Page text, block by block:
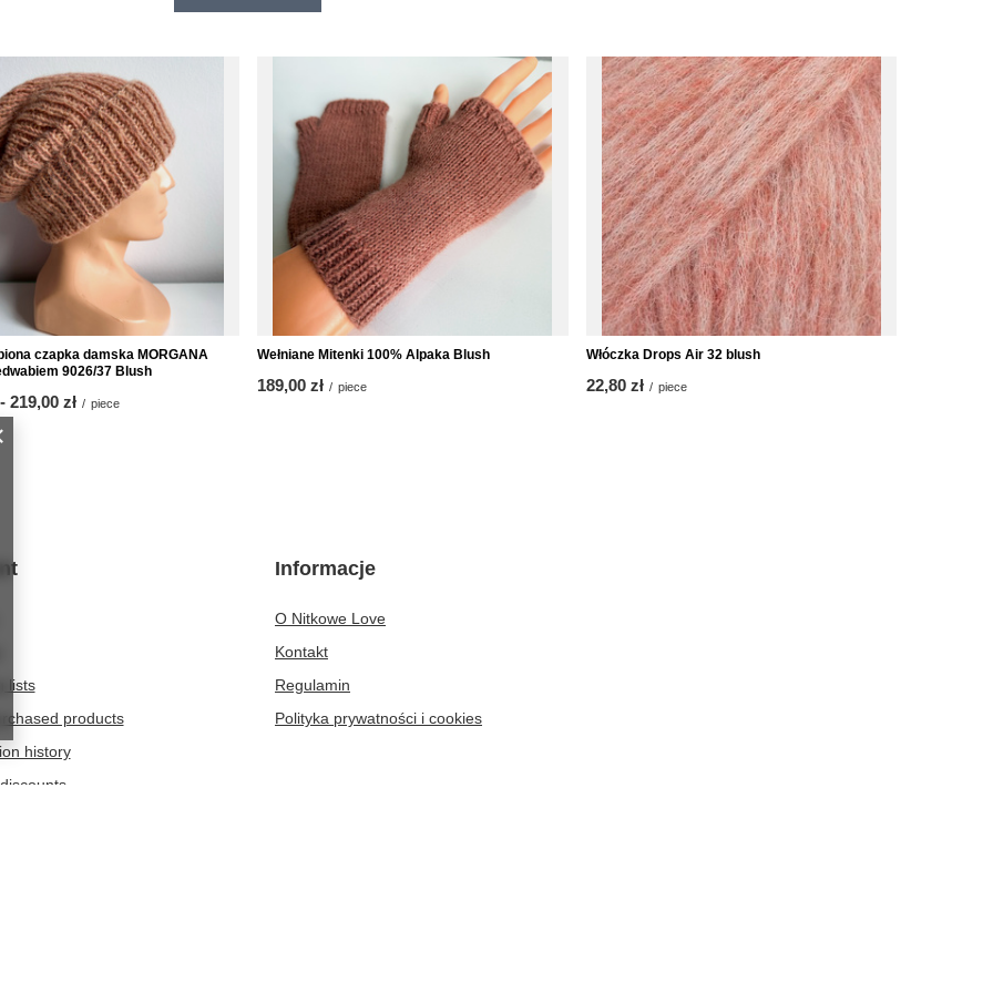
czapka damska MORGANA
9026/37 Blush
to
219,00 zł / piece
Wełniane Mitenki 100% Alpaka Blush
189,00 zł / piece
Włóczka Drops Air 32 blush
22,80 zł / piece
lists
products
history
Informacje
O Nitkowe Love
Kontakt
Regulamin
Polityka prywatności i cookies